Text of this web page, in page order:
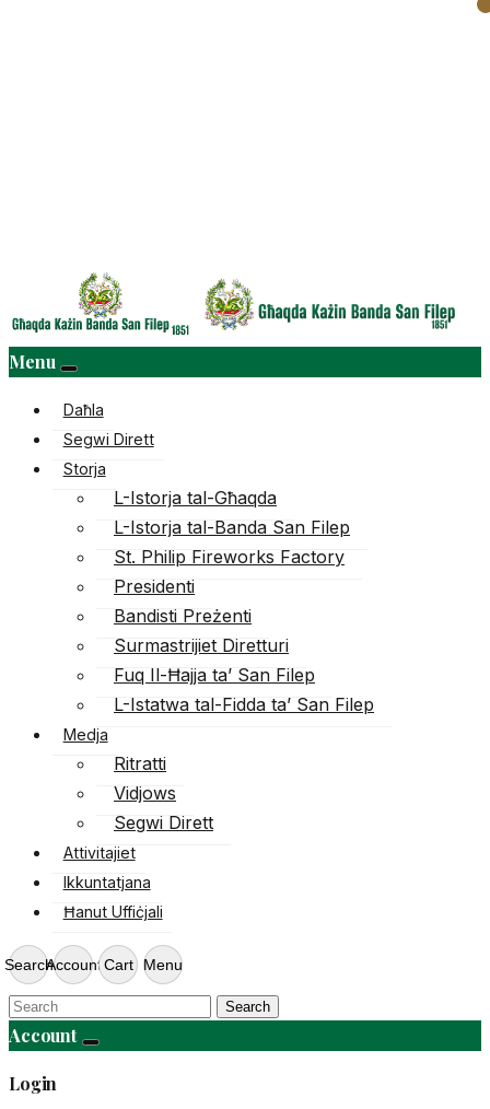
Menu
Daħla
Segwi Dirett
Storja
L-Istorja tal-Għaqda
L-Istorja tal-Banda San Filep
St. Philip Fireworks Factory
Presidenti
Bandisti Preżenti
Surmastrijiet Diretturi
Fuq Il-Ħajja ta’ San Filep
L-Istatwa tal-Fidda ta’ San Filep
Medja
Ritratti
Vidjows
Segwi Dirett
Attivitajiet
Ikkuntatjana
Ħanut Uffiċjali
SearchAccount Cart Menu
Search
Account
Login